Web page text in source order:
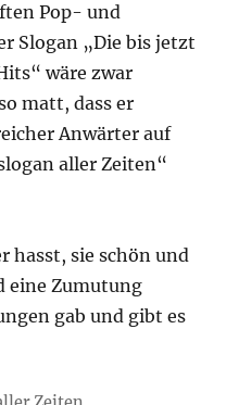
Pop- und
Slogan „Die bis jetzt
wäre zwar
matt, dass er
Anwärter auf
aller Zeiten“
hasst, sie schön und
eine Zumutung
gab und gibt es